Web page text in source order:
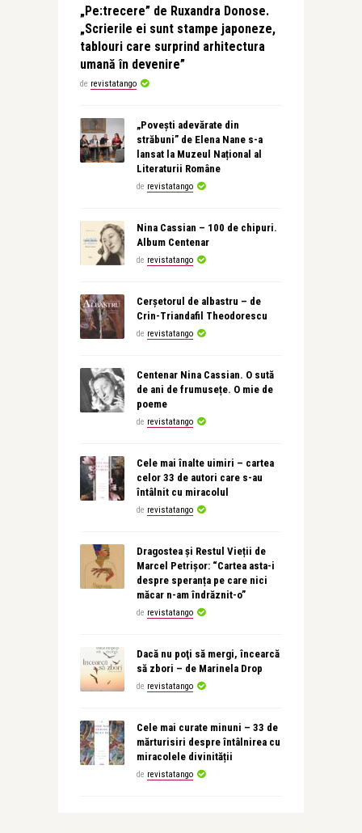
„Pe:trecere” de Ruxandra Donose.
„Scrierile ei sunt stampe japoneze,
tablouri care surprind arhitectura
umană în devenire”
de revistatango
„Povești adevărate din
străbuni” de Elena Nane s-a
lansat la Muzeul Național al
Literaturii Române
de revistatango
Nina Cassian – 100 de chipuri.
Album Centenar
de revistatango
Cerșetorul de albastru – de
Crin-Triandafil Theodorescu
de revistatango
Centenar Nina Cassian. O sută
de ani de frumusețe. O mie de
poeme
de revistatango
Cele mai înalte uimiri – cartea
celor 33 de autori care s-au
întâlnit cu miracolul
de revistatango
Dragostea și Restul Vieții de
Marcel Petrișor: “Cartea asta-i
despre speranța pe care nici
măcar n-am îndrăznit-o”
de revistatango
Dacă nu poţi să mergi, încearcă
să zbori – de Marinela Drop
de revistatango
Cele mai curate minuni – 33 de
mărturisiri despre întâlnirea cu
miracolele divinității
de revistatango